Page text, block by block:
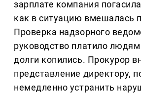
зарплате компания
как в ситуацию вмешалась
Проверка надзорного
руководство платило людям
долги копились. Прокурор
представление директору,
немедленно устранить